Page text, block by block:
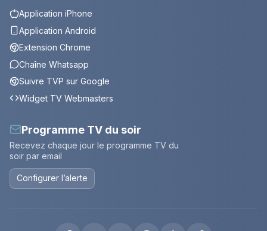
Application iPhone
Application Android
Extension Chrome
Chaîne Whatsapp
Suivre TVP sur Google
Widget TV Webmasters
Programme TV du soir
Recevez chaque jour le programme TV du
soir par email
Configurer l’alerte